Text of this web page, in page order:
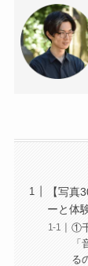
【写真
ーと体
①
る